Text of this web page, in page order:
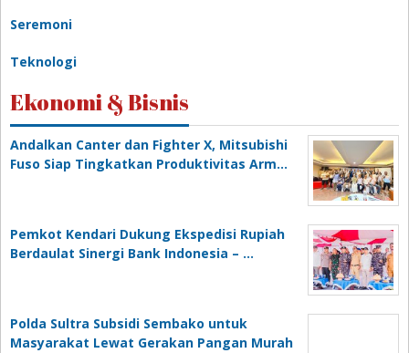
Seremoni
Teknologi
Ekonomi & Bisnis
Andalkan Canter dan Fighter X, Mitsubishi
Fuso Siap Tingkatkan Produktivitas Arm…
Pemkot Kendari Dukung Ekspedisi Rupiah
Berdaulat Sinergi Bank Indonesia – …
Polda Sultra Subsidi Sembako untuk
Masyarakat Lewat Gerakan Pangan Murah